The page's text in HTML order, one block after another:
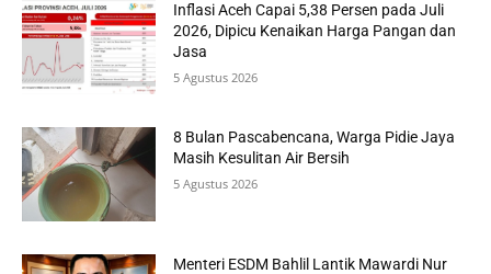
Inflasi Aceh Capai 5,38 Persen pada Juli
2026, Dipicu Kenaikan Harga Pangan dan
Jasa
5 Agustus 2026
8 Bulan Pascabencana, Warga Pidie Jaya
Masih Kesulitan Air Bersih
5 Agustus 2026
Menteri ESDM Bahlil Lantik Mawardi Nur